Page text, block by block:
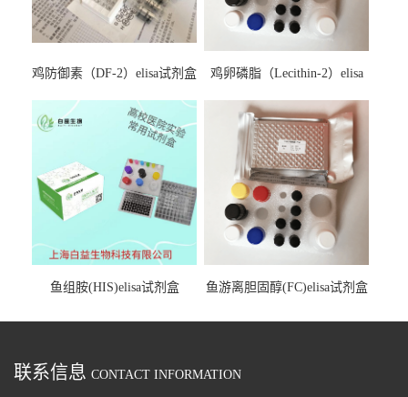
鸡防御素（DF-2）elisa试剂盒
鸡卵磷脂（Lecithin-2）elisa
鱼组胺(HIS)elisa试剂盒 鱼游离胆固醇(FC)elisa试剂盒
联系信息 CONTACT INFORMATION